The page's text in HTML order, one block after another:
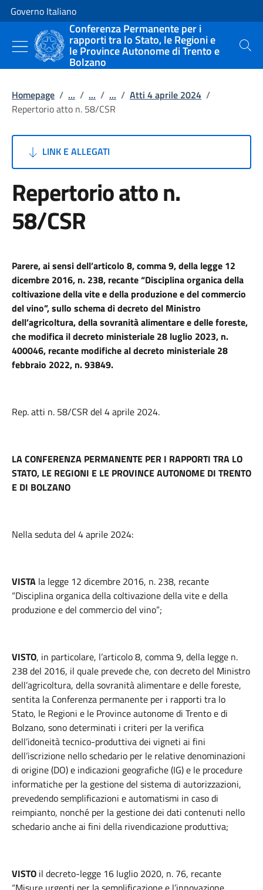
Vai al contenuto
Vai alla navigazione del sito
Governo Italiano
Conferenza Permanente per i
rapporti tra lo Stato, le Regioni e
le Province Autonome di Trento e
Bolzano
Cerca
Homepage / ... / ... / ... / Atti 4 aprile 2024 /
Repertorio atto n. 58/CSR
LINK E ALLEGATI
Repertorio atto n.
58/CSR
Parere,ai sensi dell’articolo 8, comma 9, della legge 12
dicembre 2016, n. 238, recante “Disciplina organica della
coltivazione della vite e della produzione e del commercio
del vino”, sullo schema di decreto del Ministro
dell’agricoltura, della sovranità alimentare e delle foreste,
che modifica il decreto ministeriale 28 luglio 2023, n.
400046, recante modifiche al decreto ministeriale 28
febbraio 2022, n. 93849.
Rep. atti n. 58/CSR del 4 aprile 2024.
LA CONFERENZA PERMANENTE PER I RAPPORTI TRA LO
STATO, LE REGIONI E LE PROVINCE AUTONOME DI TRENTO
E DI BOLZANO
Nella seduta del 4 aprile 2024:
VISTA la legge 12 dicembre 2016, n. 238, recante
“Disciplina organica della coltivazione della vite e della
produzione e del commercio del vino”;
VISTO, in particolare, l’articolo 8, comma 9, della legge n.
238 del 2016, il quale prevede che, con decreto del Ministro
dell’agricoltura, della sovranità alimentare e delle foreste,
sentita la Conferenza permanente per i rapporti tra lo
Stato, le Regioni e le Province autonome di Trento e di
Bolzano, sono determinati i criteri per la verifica
dell’idoneità tecnico-produttiva dei vigneti ai fini
dell’iscrizione nello schedario per le relative denominazioni
di origine (DO) e indicazioni geografiche (IG) e le procedure
informatiche per la gestione del sistema di autorizzazioni,
prevedendo semplificazioni e automatismi in caso di
reimpianto, nonché per la gestione dei dati contenuti nello
schedario anche ai fini della rivendicazione produttiva;
VISTO il decreto-legge 16 luglio 2020, n. 76, recante